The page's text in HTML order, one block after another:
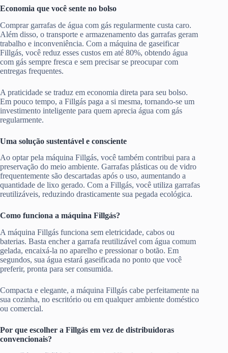
Economia que você sente no bolso
Comprar garrafas de água com gás regularmente custa caro.
Além disso, o transporte e armazenamento das garrafas geram
trabalho e inconveniência. Com a máquina de gaseificar
Fillgás, você reduz esses custos em até 80%, obtendo água
com gás sempre fresca e sem precisar se preocupar com
entregas frequentes.
A praticidade se traduz em economia direta para seu bolso.
Em pouco tempo, a Fillgás paga a si mesma, tornando-se um
investimento inteligente para quem aprecia água com gás
regularmente.
Uma solução sustentável e consciente
Ao optar pela máquina Fillgás, você também contribui para a
preservação do meio ambiente. Garrafas plásticas ou de vidro
frequentemente são descartadas após o uso, aumentando a
quantidade de lixo gerado. Com a Fillgás, você utiliza garrafas
reutilizáveis, reduzindo drasticamente sua pegada ecológica.
Como funciona a máquina Fillgás?
A máquina Fillgás funciona sem eletricidade, cabos ou
baterias. Basta encher a garrafa reutilizável com água comum
gelada, encaixá-la no aparelho e pressionar o botão. Em
segundos, sua água estará gaseificada no ponto que você
preferir, pronta para ser consumida.
Compacta e elegante, a máquina Fillgás cabe perfeitamente na
sua cozinha, no escritório ou em qualquer ambiente doméstico
ou comercial.
Por que escolher a Fillgás em vez de distribuidoras
convencionais?